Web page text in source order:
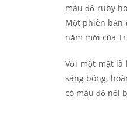
màu đỏ ruby
Một phiên bản
năm mới của
Với một mặt là
sáng bóng,
có màu đỏ nổi